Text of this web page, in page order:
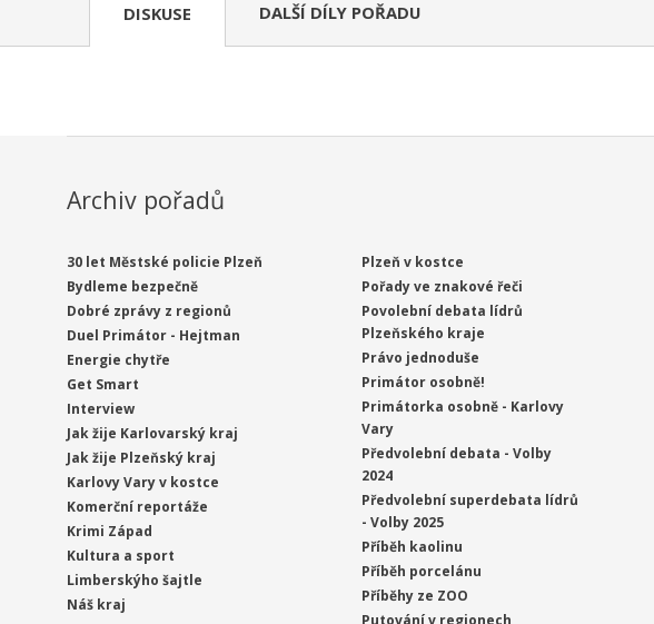
DISKUSE DALŠÍ DÍLY POŘADU
Archiv pořadů
30 let Městské policie Plzeň
Bydleme bezpečně
Dobré zprávy z regionů
Duel Primátor - Hejtman
Energie chytře
Get Smart
Interview
Jak žije Karlovarský kraj
Jak žije Plzeňský kraj
Karlovy Vary v kostce
Komerční reportáže
Krimi Západ
Kultura a sport
Limberskýho šajtle
Náš kraj
Plzeň v kostce
Pořady ve znakové řeči
Povolební debata lídrů
Plzeňského kraje
Právo jednoduše
Primátor osobně!
Primátorka osobně - Karlovy
Vary
Předvolební debata - Volby
2024
Předvolební superdebata lídrů
- Volby 2025
Příběh kaolinu
Příběh porcelánu
Příběhy ze ZOO